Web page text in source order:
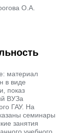
О.А.
материал
в виде
показ
ВУЗа
ГАУ. На
семинары
занятия